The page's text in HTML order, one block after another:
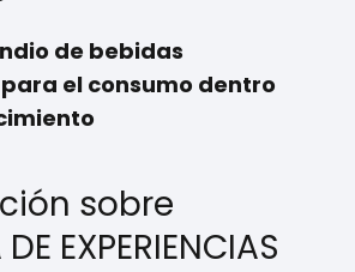
de bebidas
el consumo dentro
sobre
EXPERIENCIAS